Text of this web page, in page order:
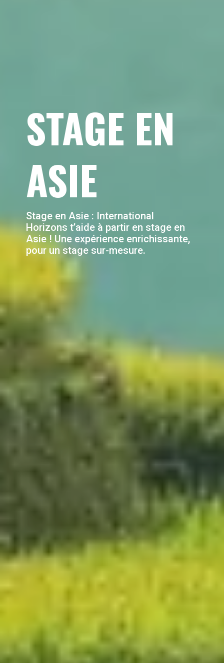
STAGE EN
ASIE
Stage en Asie: International
Horizons t’aide à partir en stage en
Asie ! Une expérience enrichissante,
pour un stage sur-mesure.